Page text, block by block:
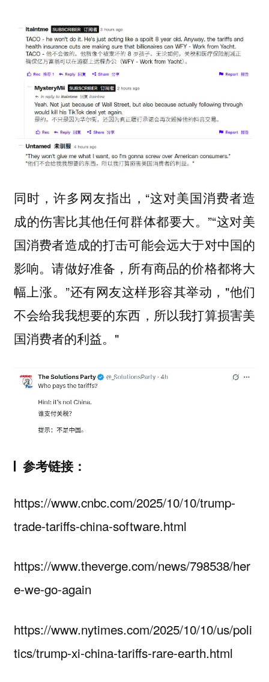
同时，许多网友指出，“这对美国消费者造
成的伤害比其他任何群体都要大。”“这对美
国消费者造成的打击可能会远大于对中国的
影响。请做好准备，所有商品的价格都将大
幅上涨。”还有网友这样形容其举动，"他们
不会给我我想要的东西，所以我打算损害美
国消费者的利益。"
参考链接：
https://www.cnbc.com/2025/10/10/trump-
trade-tariffs-china-software.html
https://www.theverge.com/news/798538/her
e-we-go-again
https://www.nytimes.com/2025/10/10/us/poli
tics/trump-xi-china-tariffs-rare-earth.html